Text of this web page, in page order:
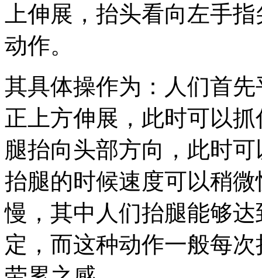
上伸展，抬头看向左手
动作。
其具体操作为：人们首
正上方伸展，此时可以
腿抬向头部方向，此时
抬腿的时候速度可以稍
慢，其中人们抬腿能够
定，而这种动作一般每